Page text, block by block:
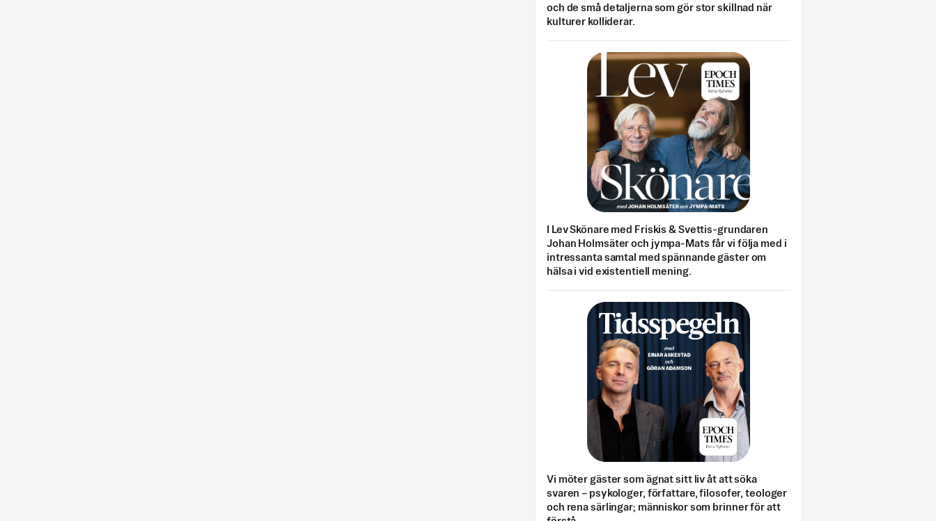
och de små detaljerna som gör stor skillnad när
kulturer kolliderar.
I Lev Skönare med Friskis & Svettis-grundaren
Johan Holmsäter och jympa-Mats får vi följa med i
intressanta samtal med spännande gäster om
hälsa i vid existentiell mening.
Vi möter gäster som ägnat sitt liv åt att söka
svaren – psykologer, författare, filosofer, teologer
och rena särlingar; människor som brinner för att